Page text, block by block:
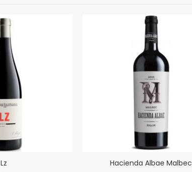
Lz Hacienda Albae Malbec